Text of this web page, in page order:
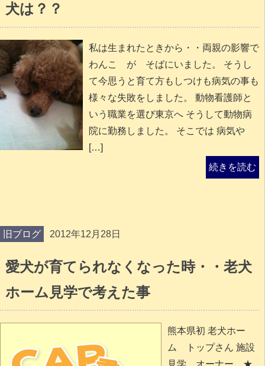
犬は？？
私は生まれたときから・・両親の影響で
わんこ が そばにいました。 そうし
て今思うと育て方もしつけも病気の事も
様々な失敗をしました。 動物看護師と
いう職業を選び東京へ そうして動物病
院に勤務しました。 そこでは 病気や
[…]
続きを読む
旧ブログ 2012年12月28日
愛犬が育てられなくなった時・・老犬
ホーム見学で考えた事
熊本県初 老犬ホー
ム トップさん 施設